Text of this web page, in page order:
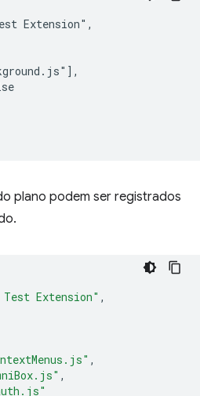
Extension",
plano podem ser registrados
Test Extension" ,
,
,